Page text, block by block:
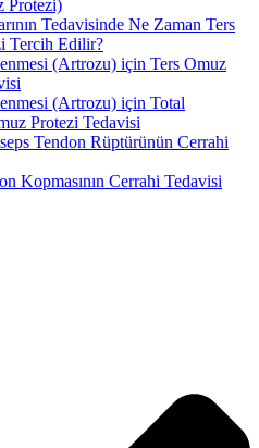
Protezi)
Tedavisinde Ne Zaman Ters
Tercih Edilir?
(Artrozu) için Ters Omuz
(Artrozu) için Total
Protezi Tedavisi
Tendon Rüptürünün Cerrahi
Kopmasının Cerrahi Tedavisi